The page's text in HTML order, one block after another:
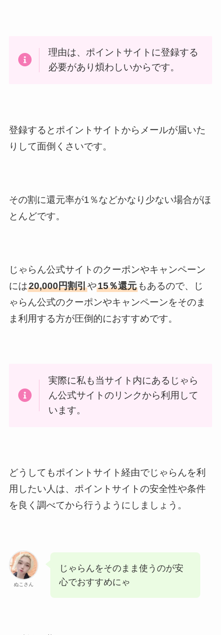
理由は、ポイントサイトに登録する
必要があり煩わしいからです。
登録するとポイントサイトからメールが届いた
りして面倒くさいです。
その割に還元率が1％などかなり少ない場合がほ
とんどです。
じゃらん公式サイトのクーポンやキャンペーン
には20,000円割引や15％還元もあるので、じ
ゃらん公式のクーポンやキャンペーンをそのま
ま利用する方が圧倒的におすすめです。
実際に私も当サイト内にあるじゃら
ん公式サイトのリンクから利用して
います。
どうしてもポイントサイト経由でじゃらんを利
用したい人は、ポイントサイトの安全性や条件
を良く調べてから行うようにしましょう。
ぬこさん
じゃらんをそのまま使うのが安
心でおすすめにゃ